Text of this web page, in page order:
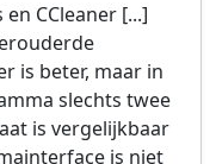
CCleaner [...]
is beter, maar in
slechts twee
is vergelijkbaar
is niet